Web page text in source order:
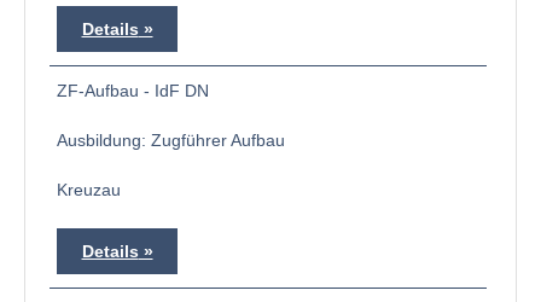
Details
ZF-Aufbau - IdF DN
Ausbildung: Zugführer Aufbau
Kreuzau
Details